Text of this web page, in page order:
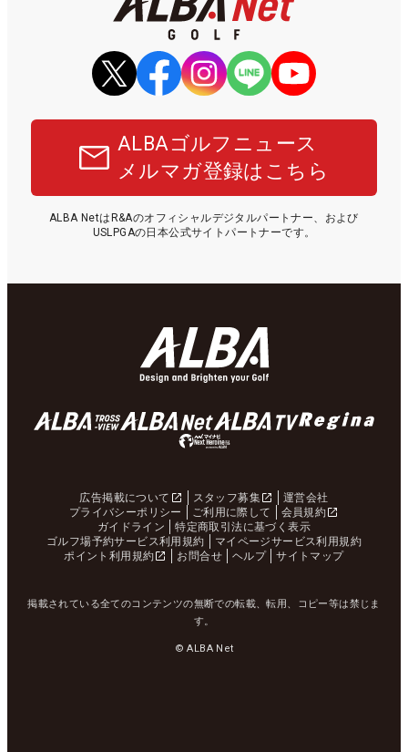
ALBAゴルフニュース
メルマガ登録はこちら
ALBA NetはR&Aのオフィシャルデジタルパートナー、および
USLPGAの日本公式サイトパートナーです。
広告掲載について スタッフ募集
運営会社
プライバシーポリシー
ご利用に際して
会員規約
ガイドライン
特定商取引法に基づく表示
ゴルフ場予約サービス利用規約
マイページサービス利用規約
ポイント利用規約
お問合せ ヘルプ サイトマップ
掲載されている全てのコンテンツの無断での転載、転用、コピー等は禁じま
す。
© ALBA Net